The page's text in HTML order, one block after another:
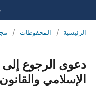
الرئيسية / المحفوظات / مجلد 35
دعوى الرجوع إلى
الإسلامي